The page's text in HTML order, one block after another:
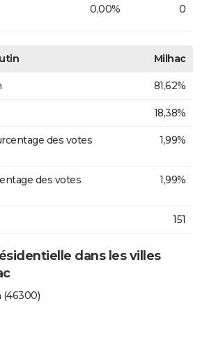
0,00% 0
Milhac
81,62%
18,38%
des votes
1,99%
des votes
1,99%
151
dans les villes
(46300)